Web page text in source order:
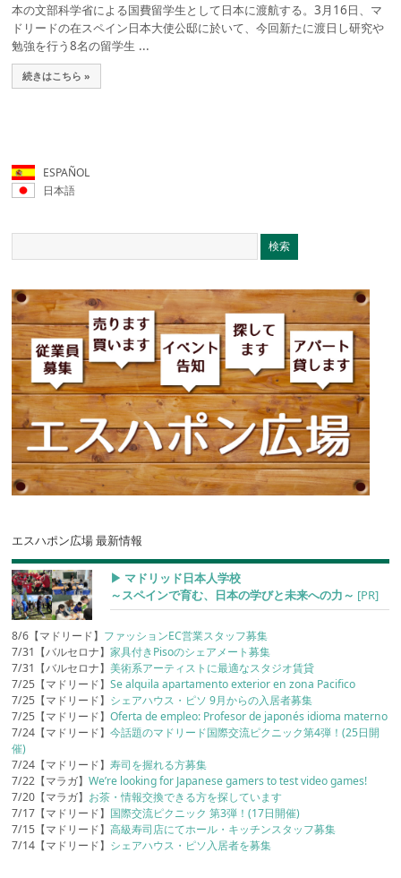
本の文部科学省による国費留学生として日本に渡航する。3月16日、マ
ドリードの在スペイン日本大使公邸に於いて、今回新たに渡日し研究や
勉強を行う8名の留学生 ...
続きはこちら »
ESPAÑOL
日本語
エスハポン広場 最新情報
▶︎ マドリッド日本人学校
～スペインで育む、日本の学びと未来への力～ [PR]
8/6【マドリード】 ファッションEC営業スタッフ募集
7/31【バルセロナ】家具付きPisoのシェアメート募集
7/31【バルセロナ】美術系アーティストに最適なスタジオ賃貸
7/25【マドリード】Se alquila apartamento exterior en zona Pacifico
7/25【マドリード】 シェアハウス・ピソ 9月からの入居者募集
7/25【マドリード】Oferta de empleo: Profesor de japonés idioma materno
7/24【マドリード】今話題のマドリード国際交流ピクニック第4弾！(25日開
催)
7/24【マドリード】寿司を握れる方募集
7/22【マラガ】We’re looking for Japanese gamers to test video games!
7/20【マラガ】 お茶・情報交換できる方を探しています
7/17【マドリード】 国際交流ピクニック 第3弾！(17日開催)
7/15【マドリード】高級寿司店にてホール・キッチンスタッフ募集
7/14【マドリード】 シェアハウス・ピソ入居者を募集